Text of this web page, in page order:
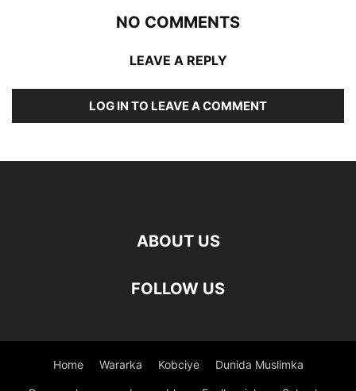
NO COMMENTS
LEAVE A REPLY
LOG IN TO LEAVE A COMMENT
ABOUT US
FOLLOW US
Home Wararka Kobciye Dunida Muslimka